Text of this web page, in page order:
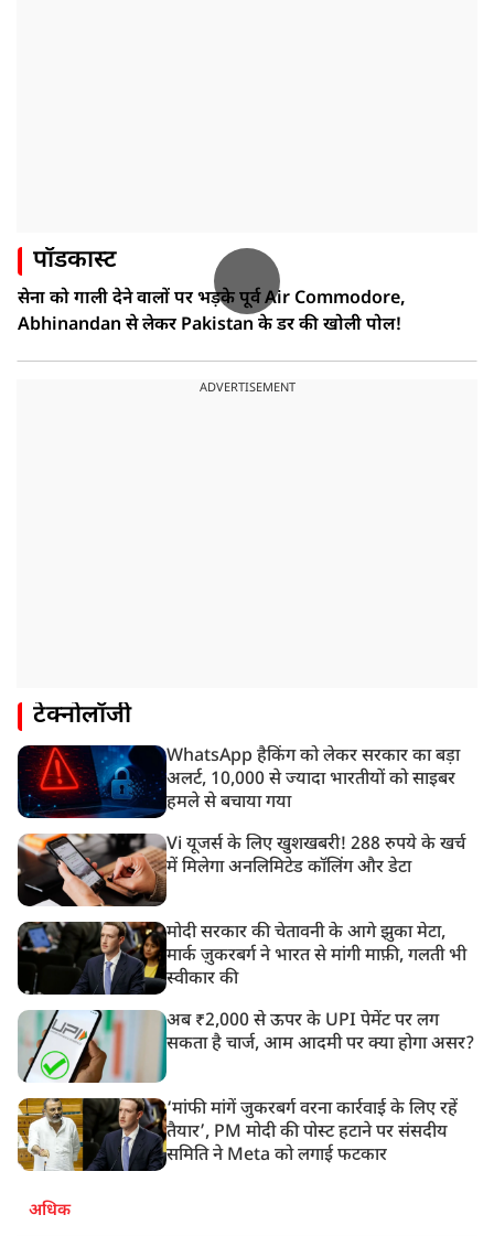
पॉडकास्ट
सेना को गाली देने वालों पर भड़के पूर्व Air Commodore,
Abhinandan से लेकर Pakistan के डर की खोली पोल!
ADVERTISEMENT
टेक्नोलॉजी
WhatsApp हैकिंग को लेकर सरकार का बड़ा
अलर्ट, 10,000 से ज्यादा भारतीयों को साइबर
हमले से बचाया गया
Vi यूजर्स के लिए खुशखबरी! 288 रुपये के खर्च
में मिलेगा अनलिमिटेड कॉलिंग और डेटा
मोदी सरकार की चेतावनी के आगे झुका मेटा,
मार्क ज़ुकरबर्ग ने भारत से मांगी माफ़ी, गलती भी
स्वीकार की
अब ₹2,000 से ऊपर के UPI पेमेंट पर लग
सकता है चार्ज, आम आदमी पर क्या होगा असर?
‘मांफी मांगें जुकरबर्ग वरना कार्रवाई के लिए रहें
तैयार’, PM मोदी की पोस्ट हटाने पर संसदीय
समिति ने Meta को लगाई फटकार
अधिक